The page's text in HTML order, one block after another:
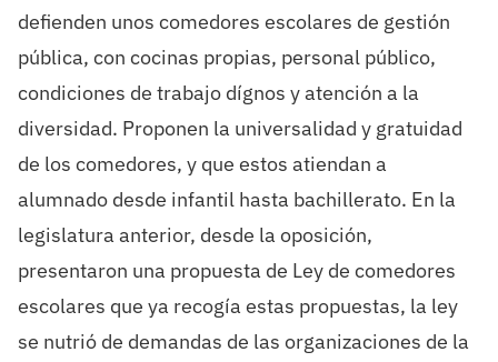
defienden unos comedores escolares de gestión
pública, con cocinas propias, personal público,
condiciones de trabajo dígnos y atención a la
diversidad. Proponen la universalidad y gratuidad
de los comedores, y que estos atiendan a
alumnado desde infantil hasta bachillerato. En la
legislatura anterior, desde la oposición,
presentaron una propuesta de Ley de comedores
escolares que ya recogía estas propuestas, la ley
se nutrió de demandas de las organizaciones de la